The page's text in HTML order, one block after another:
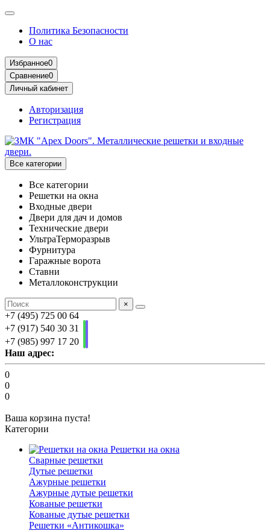
Политика Безопасности
О нас
Избранное0
Сравнение0
Личный кабинет
Авторизация
Регистрация
Все категории
Все категории
Решетки на окна
Входные двери
Двери для дач и домов
Технические двери
УльтраТерморазрыв
Фурнитура
Гаражные ворота
Ставни
Металлоконструкции
×
+7 (495) 725 00 64
+7 (917) 540 30 31
+7 (985) 997 17 20
Наш адрес:
0
0
0
Ваша корзина пуста!
Категории
Решетки на окна
Сварные решетки
Дутые решетки
Ажурные решетки
Ажурные дутые решетки
Кованые решетки
Кованые дутые решетки
Решетки «Антикошка»